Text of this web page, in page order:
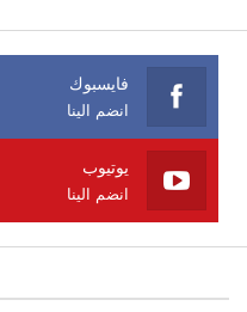
فايسبوك
انضم الينا
يوتيوب
انضم الينا